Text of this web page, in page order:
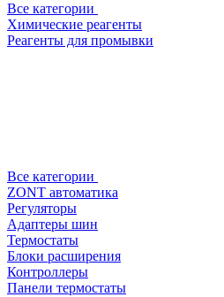
Все категории
Химические реагенты
Реагенты для промывки
Все категории
ZONT автоматика
Регуляторы
Адаптеры шин
Термостаты
Блоки расширения
Контроллеры
Панели термостаты